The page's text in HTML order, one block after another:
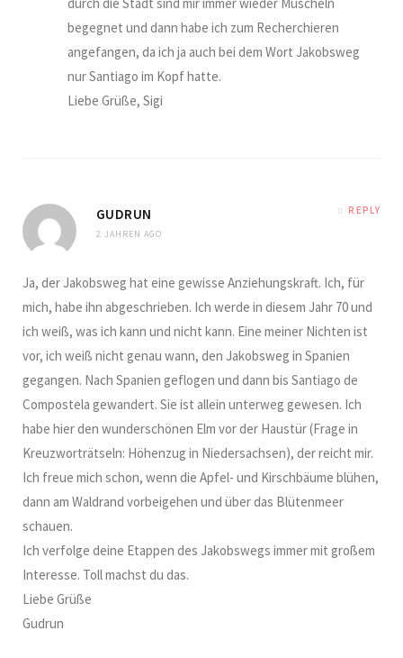
begegnet und dann habe ich zum Recherchieren
angefangen, da ich ja auch bei dem Wort Jakobsweg
nur Santiago im Kopf hatte.
Liebe Grüße, Sigi
GUDRUN
2 JAHREN AGO
REPLY
Ja, der Jakobsweg hat eine gewisse Anziehungskraft. Ich, für
mich, habe ihn abgeschrieben. Ich werde in diesem Jahr 70 und
ich weiß, was ich kann und nicht kann. Eine meiner Nichten ist
vor, ich weiß nicht genau wann, den Jakobsweg in Spanien
gegangen. Nach Spanien geflogen und dann bis Santiago de
Compostela gewandert. Sie ist allein unterweg gewesen. Ich
habe hier den wunderschönen Elm vor der Haustür (Frage in
Kreuzworträtseln: Höhenzug in Niedersachsen), der reicht mir.
Ich freue mich schon, wenn die Apfel- und Kirschbäume blühen,
dann am Waldrand vorbeigehen und über das Blütenmeer
schauen.
Ich verfolge deine Etappen des Jakobswegs immer mit großem
Interesse. Toll machst du das.
Liebe Grüße
Gudrun